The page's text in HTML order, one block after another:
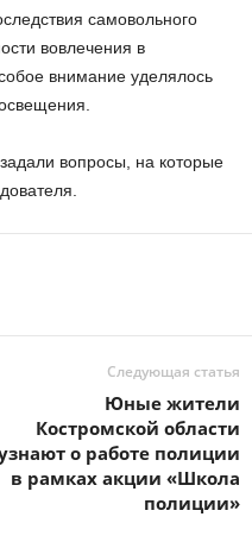
самовольного
вовлечения в
внимание уделялось
вопросы, на которые
Следующая статья
Юные жители
Костромской области
о работе полиции
в рамках акции «Школа
полиции»